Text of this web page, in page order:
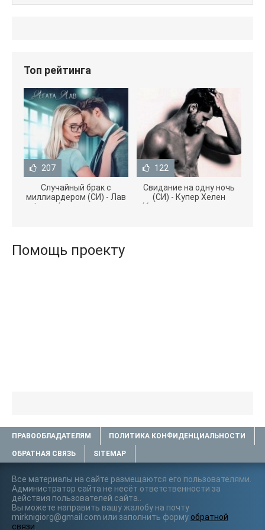
Топ рейтинга
207
Случайный брак с
миллиардером (СИ) - Лав
Агата (полная версия
122
Свидание на одну ночь
(СИ) - Купер Хелен
(бесплатные серии книг
Помощь проекту
ПРАВООБЛАДАТЕЛЯМ ПОЛИТИКА КОНФИДЕНЦИАЛЬНОСТИ
ОБРАТНАЯ СВЯЗЬ SITEMAP
Все материалы на сайте размещаются его пользователями.
Администратор сайта не несёт ответственности за
действия пользователей сайта..
Вы можете направить вашу жалобу на почту
mirknigiorg@gmail.com или заполнить форму обратной
связи